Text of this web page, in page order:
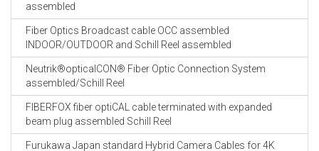
assembled
Fiber Optics Broadcast cable OCC assembled
INDOOR/OUTDOOR and Schill Reel assembled
Neutrik®opticalCON® Fiber Optic Connection System
assembled/Schill Reel
FIBERFOX fiber optiCAL cable terminated with expanded
beam plug assembled Schill Reel
Furukawa Japan standard Hybrid Camera Cables for 4K